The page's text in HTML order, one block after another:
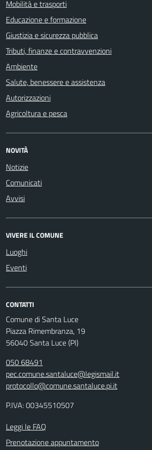
Mobilità e trasporti
Educazione e formazione
Giustizia e sicurezza pubblica
Tributi, finanze e contravvenzioni
Ambiente
Salute, benessere e assistenza
Autorizzazioni
Agricoltura e pesca
NOVITÀ
Notizie
Comunicati
Avvisi
VIVERE IL COMUNE
Luoghi
Eventi
CONTATTI
Comune di Santa Luce
Piazza Rimembranza, 19
56040 Santa Luce (PI)
050 68491
pec.comune.santaluce@legismail.it
protocollo@comune.santaluce.pi.it
P.IVA: 00345510507
Leggi le FAQ
Prenotazione appuntamento